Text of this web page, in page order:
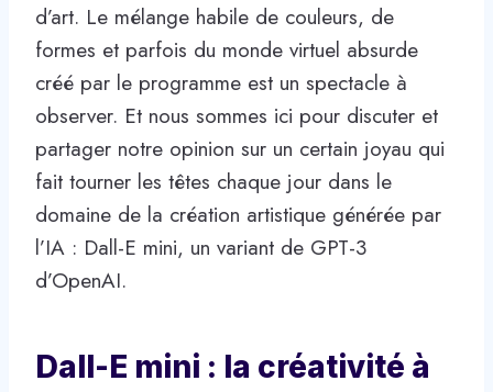
d’art. Le mélange habile de couleurs, de
formes et parfois du monde virtuel absurde
créé par le programme est un spectacle à
observer. Et nous sommes ici pour discuter et
partager notre opinion sur un certain joyau qui
fait tourner les têtes chaque jour dans le
domaine de la création artistique générée par
l’IA : Dall-E mini, un variant de GPT-3
d’OpenAI.
Dall-E mini : la créativité à